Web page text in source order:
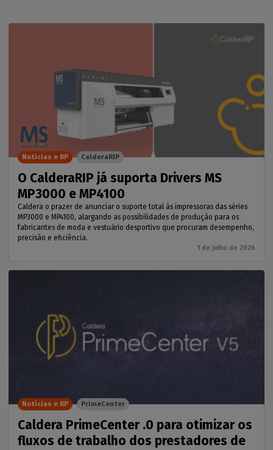
O CalderaRIP já suporta Drivers MS
MP3000 e MP4100
Caldera o prazer de anunciar o suporte total às impressoras das séries
MP3000 e MP4100, alargando as possibilidades de produção para os
fabricantes de moda e vestuário desportivo que procuram desempenho,
precisão e eficiência.
1 de julho de 2026
Notícias e RP CalderaRIP
Caldera PrimeCenter .0 para otimizar os
fluxos de trabalho dos prestadores de
Notícias e RP PrimeCenter